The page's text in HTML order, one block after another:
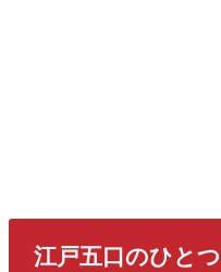
江戸五口のひとつ